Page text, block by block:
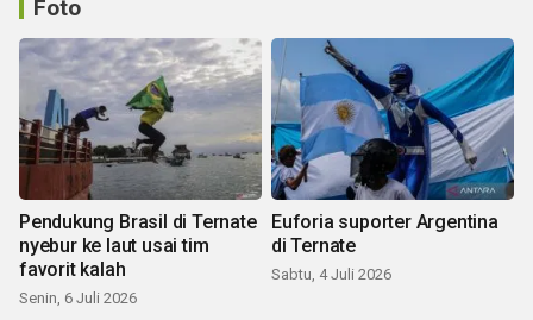
Foto
Pendukung Brasil di Ternate
nyebur ke laut usai tim
favorit kalah
Senin, 6 Juli 2026
Euforia suporter Argentina
di Ternate
Sabtu, 4 Juli 2026